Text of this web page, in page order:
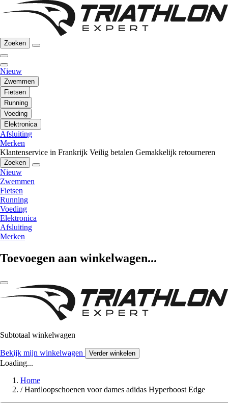
Zoeken
Nieuw
Zwemmen
Fietsen
Running
Voeding
Elektronica
Afsluiting
Merken
Klantenservice in Frankrijk Veilig betalen Gemakkelijk retourneren
Zoeken
Nieuw
Zwemmen
Fietsen
Running
Voeding
Elektronica
Afsluiting
Merken
Toevoegen aan winkelwagen...
Subtotaal winkelwagen
Bekijk mijn winkelwagen Verder winkelen
Loading...
Home
/ Hardloopschoenen voor dames adidas Hyperboost Edge